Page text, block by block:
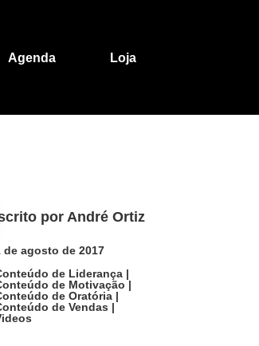
Agenda Loja
porAndré Ortiz
de agosto de 2017
de Liderança|
de Motivação |
de Oratória|
de Vendas |